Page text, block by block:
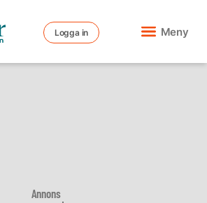
Logga in Meny
Annons